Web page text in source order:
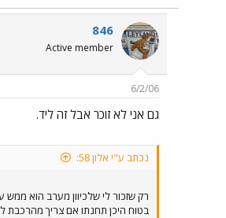
846
Active member
6/2/06
גם אני לא זוכר אבל זה ליד.
נכתב ע"י אלון 58:
רק שזכור לי שלכיוון מערב הוא
בטוח היכן תחנתו אם צריך מהרכבת